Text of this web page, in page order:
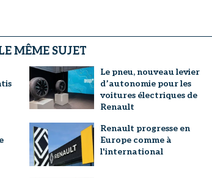
MÊME SUJET
Le pneu, nouveau levier
d’autonomie pour les
voitures électriques de
Renault
Renault progresse en
Europe comme à
l'international